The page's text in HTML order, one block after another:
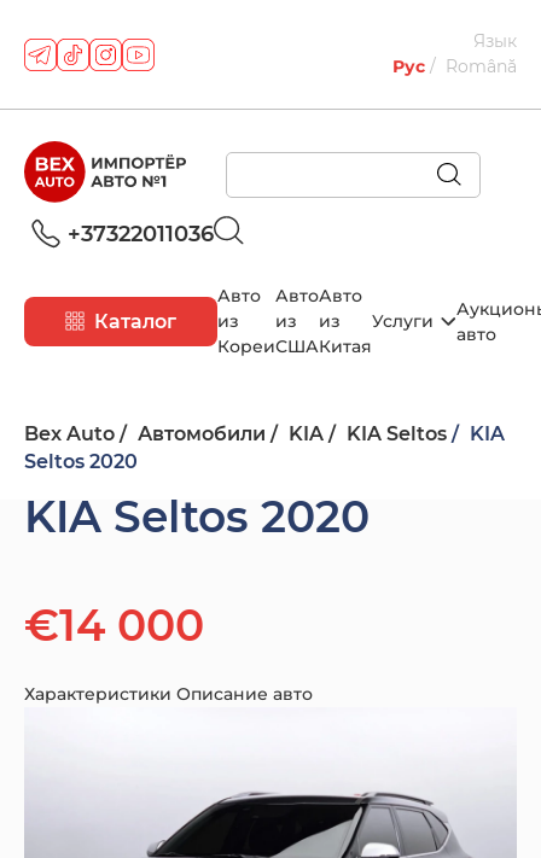
Язык
Рус
Română
+37322011036
Каталог
Авто
из
Кореи
Авто
из
США
Авто
из
Китая
Услуги
авто
Bex Auto Автомобили KIA KIA Seltos
KIA
Seltos 2020
KIA Seltos 2020
€14 000
Характеристики Описание авто